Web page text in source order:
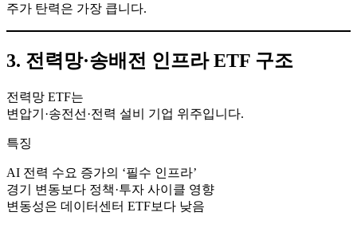
주가 탄력은 가장 큽니다.
3. 전력망·송배전 인프라 ETF 구조
전력망 ETF는
변압기·송전선·전력 설비 기업 위주입니다.
특징
AI 전력 수요 증가의 ‘필수 인프라’
경기 변동보다 정책·투자 사이클 영향
변동성은 데이터센터 ETF보다 낮음